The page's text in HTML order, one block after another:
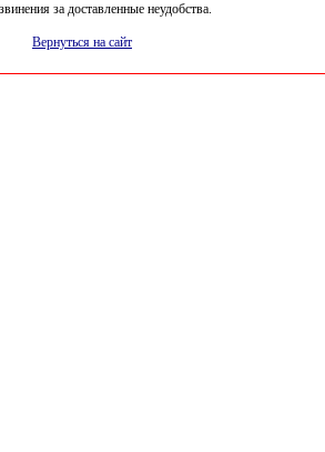
за доставленные неудобства.
Вернуться на сайт